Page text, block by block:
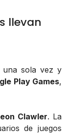
llevan
una sola vez y
Play Games,
Clawler. La
de juegos